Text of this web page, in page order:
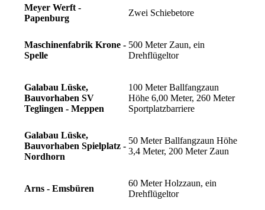
Meyer Werft -
Papenburg
Zwei Schiebetore
Maschinenfabrik Krone -
Spelle
500 Meter Zaun, ein
Drehflügeltor
Galabau Lüske,
Bauvorhaben SV
Teglingen - Meppen
100 Meter Ballfangzaun
Höhe 6,00 Meter, 260 Meter
Sportplatzbarriere
Galabau Lüske,
Bauvorhaben Spielplatz -
Nordhorn
50 Meter Ballfangzaun Höhe
3,4 Meter, 200 Meter Zaun
Arns - Emsbüren
60 Meter Holzzaun, ein
Drehflügeltor